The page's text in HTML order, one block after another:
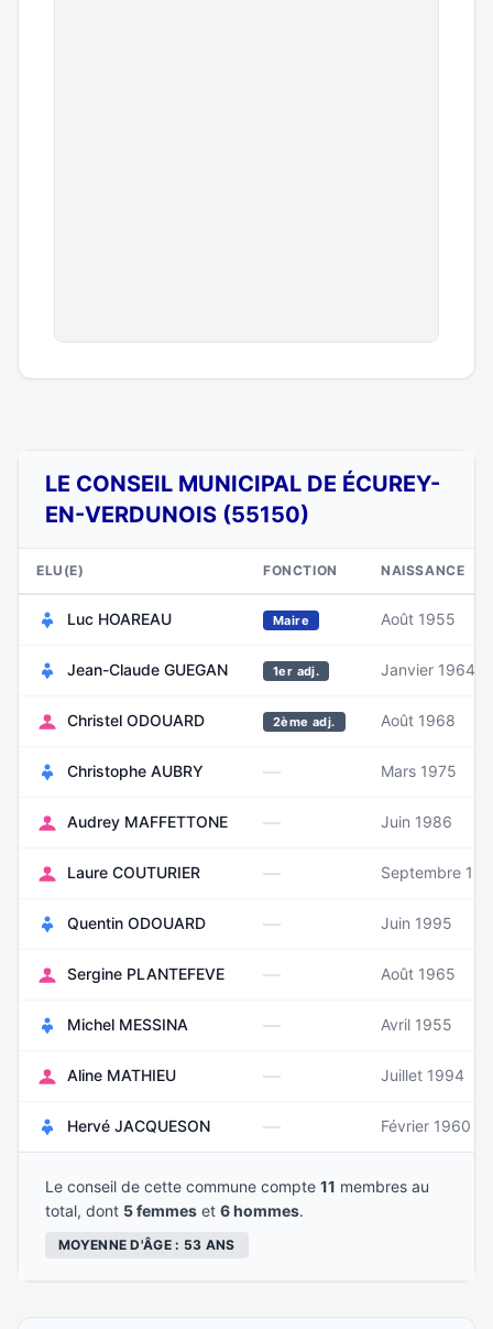
LE CONSEIL MUNICIPAL DE ÉCUREY-
EN-VERDUNOIS (55150)
ELU(E) FONCTION NAISSANCE
Luc HOAREAU Maire Août 1955
Jean-Claude GUEGAN 1er adj. Janvier 1964
Christel ODOUARD 2ème adj. Août 1968
Christophe AUBRY — Mars 1975
Audrey MAFFETTONE — Juin 1986
Laure COUTURIER — Septembre
Quentin ODOUARD — Juin 1995
Sergine PLANTEFEVE — Août 1965
Michel MESSINA — Avril 1955
Aline MATHIEU — Juillet 1994
Hervé JACQUESON — Février 1960
Le conseil de cette commune compte 11 membres au
total, dont 5 femmes et 6 hommes.
MOYENNE D'ÂGE : 53 ANS